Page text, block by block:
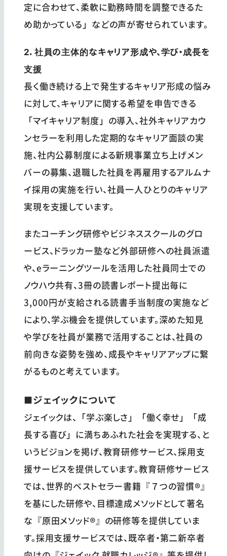
定に合わせて、柔軟に勤務時間を調整できるた
め助かっている」などの声が寄せられています。
2．社員の主体的なキャリア形成や、学び・成長を
支援
長く働き続ける上で発生するキャリア形成の悩み
に対して、キャリアに関する希望を申告できる
「マイキャリア制度」の導入、社外キャリアカウ
ンセラーを利用した定期的なキャリア面談の実
施、社内公募制度による新規事業立ち上げメン
バーの募集、退職した社員を再雇用するアルムナ
イ採用の実施を行い、社員一人ひとりのキャリア
実現を支援しています。
またコーチング研修やビジネススクールのグロ
ービス、ドラッカー塾など外部研修への社員派遣
や、eラーニングツールを活用した社員同士での
ノウハウ共有、3冊の読書レポート提出毎に
3,000円が支給される読書手当制度の実施など
により、学ぶ機会を提供しています。深めた知見
や学びを社員が業務で活用することは、社員の
前向きな姿勢を強め、成長やキャリアアップに繋
がるものと考えています。
■ジェイックについて
ジェイックは、「学ぶ楽しさ」「働く幸せ」「成
長する喜び」に満ちあふれた社会を実現する、と
いうビジョンを掲げ、教育研修サービス、採用支
援サービスを提供しています。教育研修サービス
では、世界的ベストセラー書籍『７つの習慣®』
を基にした研修や、目標達成メソッドとして著名
な『原田メソッド®』の研修等を提供していま
す。採用支援サービスでは、既卒者・第二新卒者